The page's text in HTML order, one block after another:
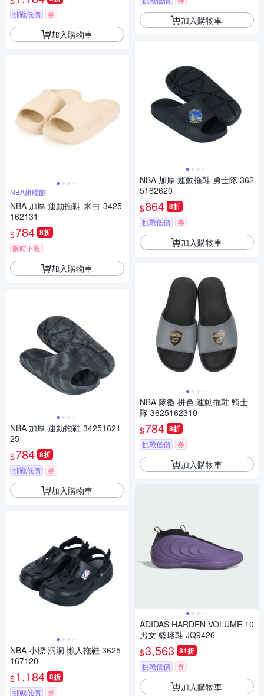
挑戰低價 券
加入購物車
NBA旗艦館
NBA 加厚 運動拖鞋-米白-3425
162131
$784 8折
限時下殺
加入購物車
NBA 加厚 運動拖鞋 34251621
25
$784 8折
挑戰低價 券
加入購物車
NBA 小標 洞洞 懶人拖鞋 3625
167120
$1,184 8折
挑戰低價 券
加入購物車
NBA 加厚 運動拖鞋 勇士隊 362
5162620
$864 8折
挑戰低價 券
加入購物車
NBA 隊徽 拼色 運動拖鞋 騎士
隊 3625162310
$784 8折
挑戰低價 券
加入購物車
ADIDAS HARDEN VOLUME 10
男女 籃球鞋 JQ9426
$3,563 81折
挑戰低價 券
加入購物車